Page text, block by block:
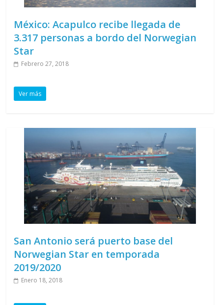
México: Acapulco recibe llegada de
3.317 personas a bordo del Norwegian
Star
Febrero 27, 2018
Ver más
San Antonio será puerto base del
Norwegian Star en temporada
2019/2020
Enero 18, 2018